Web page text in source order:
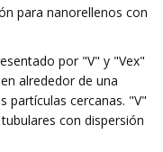
para nanorellenos con
por "V" y "Vex"
alrededor de una
partículas cercanas. "V"
con dispersión